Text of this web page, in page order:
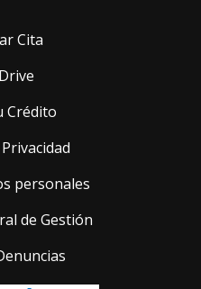
Cita
Crédito
personales
de Gestión